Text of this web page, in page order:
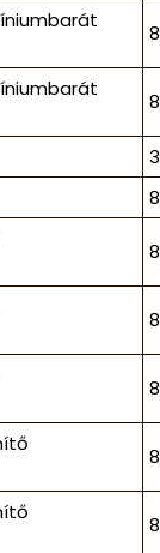
8
8
3
8
8
8
8
8
8